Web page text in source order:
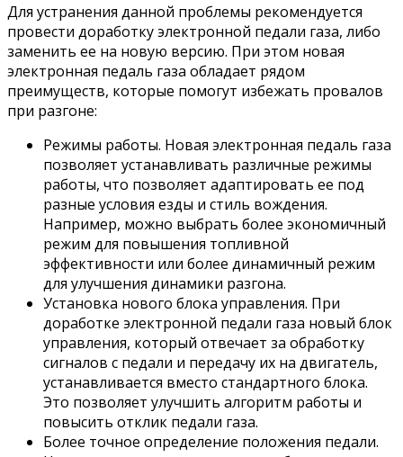
Для устранения данной проблемы рекомендуется
провести доработку электронной педали газа, либо
заменить ее на новую версию. При этом новая
электронная педаль газа обладает рядом
преимуществ, которые помогут избежать провалов
при разгоне:
Режимы работы. Новая электронная педаль газа
позволяет устанавливать различные режимы
работы, что позволяет адаптировать ее под
разные условия езды и стиль вождения.
Например, можно выбрать более экономичный
режим для повышения топливной
эффективности или более динамичный режим
для улучшения динамики разгона.
Установка нового блока управления. При
доработке электронной педали газа новый блок
управления, который отвечает за обработку
сигналов с педали и передачу их на двигатель,
устанавливается вместо стандартного блока.
Это позволяет улучшить алгоритм работы и
повысить отклик педали газа.
Более точное определение положения педали.